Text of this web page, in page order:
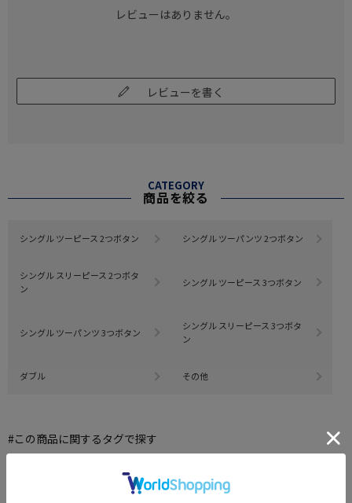
レビューはありません。
レビューを書く
CATEGORY
商品を絞る
シングル ツーピース 2つボタン シングル ツーパンツ 2つボタン
シングル スリーピース 2つボタ
ン
シングル ツーピース 3つボタン
シングル ツーパンツ 3つボタン
シングル スリーピース 3つボタ
ン
ダブル その他
#この商品に関するタグで探す
#2点目50%OFF対象商品（メンズスーツ）
#パンツ ノータック